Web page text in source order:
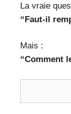
La vraie
“Faut-il
Mais :
“Comment